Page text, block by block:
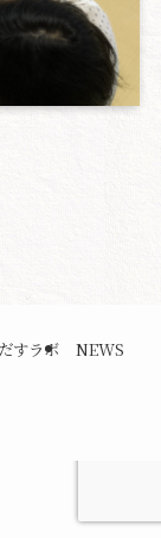
すラボ
NEWS